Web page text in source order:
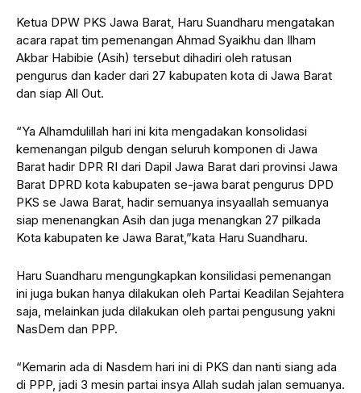
Ketua DPW PKS Jawa Barat, Haru Suandharu mengatakan
acara rapat tim pemenangan Ahmad Syaikhu dan Ilham
Akbar Habibie (Asih) tersebut dihadiri oleh ratusan
pengurus dan kader dari 27 kabupaten kota di Jawa Barat
dan siap All Out.
“Ya Alhamdulillah hari ini kita mengadakan konsolidasi
kemenangan pilgub dengan seluruh komponen di Jawa
Barat hadir DPR RI dari Dapil Jawa Barat dari provinsi Jawa
Barat DPRD kota kabupaten se-jawa barat pengurus DPD
PKS se Jawa Barat, hadir semuanya insyaallah semuanya
siap menenangkan Asih dan juga menangkan 27 pilkada
Kota kabupaten ke Jawa Barat,”kata Haru Suandharu.
Haru Suandharu mengungkapkan konsilidasi pemenangan
ini juga bukan hanya dilakukan oleh Partai Keadilan Sejahtera
saja, melainkan juda dilakukan oleh partai pengusung yakni
NasDem dan PPP.
“Kemarin ada di Nasdem hari ini di PKS dan nanti siang ada
di PPP, jadi 3 mesin partai insya Allah sudah jalan semuanya.